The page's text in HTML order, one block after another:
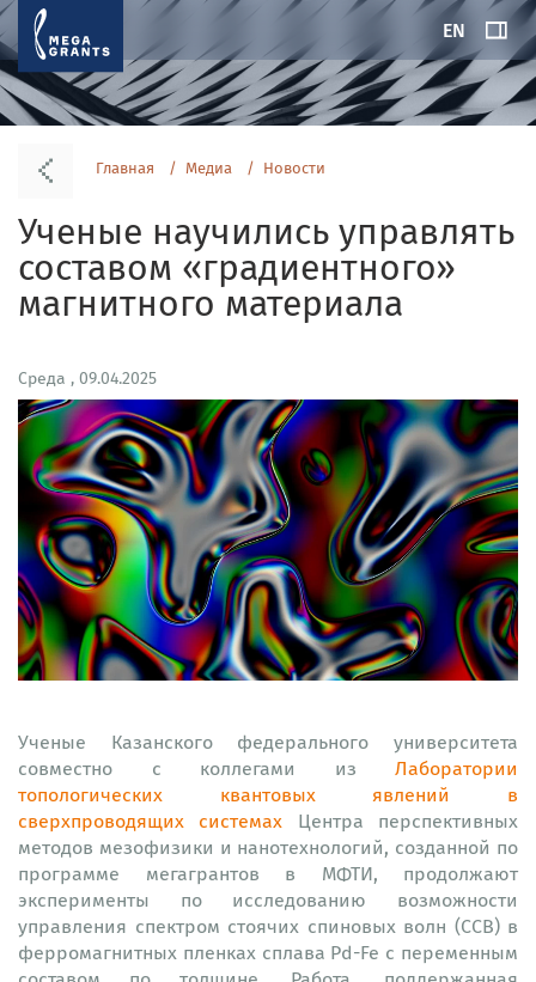
EN
Главная Медиа Новости
Ученые научились управлять
составом «градиентного»
магнитного материала
Среда , 09.04.2025
Ученые Казанского федерального университета
совместно с коллегами из Лаборатории
топологических квантовых явлений в
сверхпроводящих системах Центра перспективных
методов мезофизики и нанотехнологий, созданной по
программе мегагрантов в МФТИ, продолжают
эксперименты по исследованию возможности
управления спектром стоячих спиновых волн (ССВ) в
ферромагнитных пленках сплава Pd-Fe с переменным